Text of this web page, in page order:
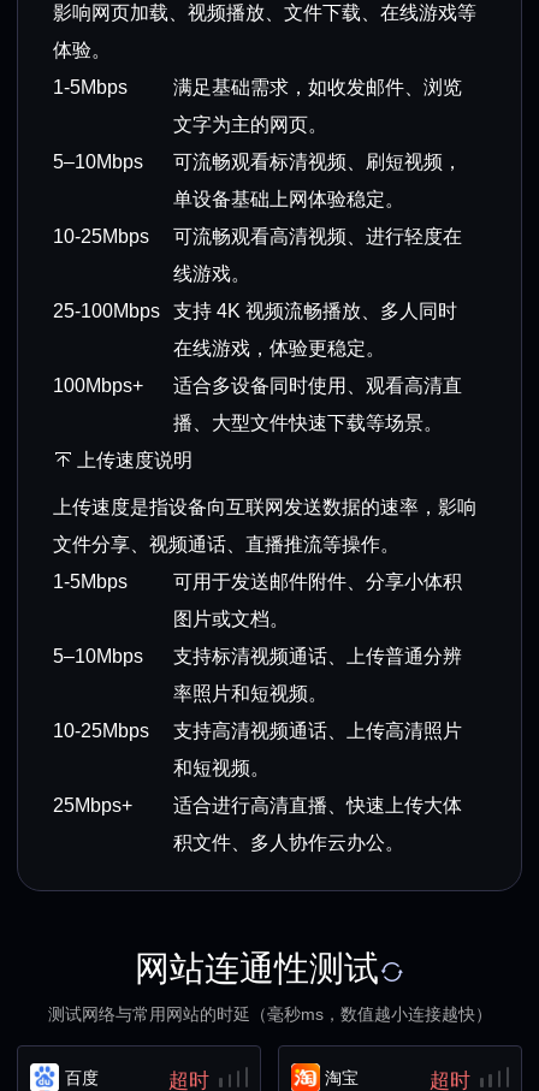
影响网页加载、视频播放、文件下载、在线游戏等
体验。
1-5Mbps
满足基础需求，如收发邮件、浏览
文字为主的网页。
5–10Mbps
可流畅观看标清视频、刷短视频，
单设备基础上网体验稳定。
10-25Mbps
可流畅观看高清视频、进行轻度在
线游戏。
25-100Mbps
支持 4K 视频流畅播放、多人同时
在线游戏，体验更稳定。
100Mbps+
适合多设备同时使用、观看高清直
播、大型文件快速下载等场景。
上传速度说明
上传速度是指设备向互联网发送数据的速率，影响
文件分享、视频通话、直播推流等操作。
1-5Mbps
可用于发送邮件附件、分享小体积
图片或文档。
5–10Mbps
支持标清视频通话、上传普通分辨
率照片和短视频。
10-25Mbps
支持高清视频通话、上传高清照片
和短视频。
25Mbps+
适合进行高清直播、快速上传大体
积文件、多人协作云办公。
网站连通性测试
测试网络与常用网站的时延（毫秒ms，数值越小连接越快）
百度 超时 淘宝 超时